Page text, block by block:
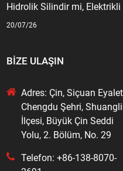
Hidrolik Silindir mi,
20/07/26
BIZE ULAŞIN
Adres: Çin, Siçuan
Chengdu Şehri,
İlçesi, Büyük Çin Seddi
Yolu, 2. Bölüm, No. 29
Telefon: +86-138-8070-